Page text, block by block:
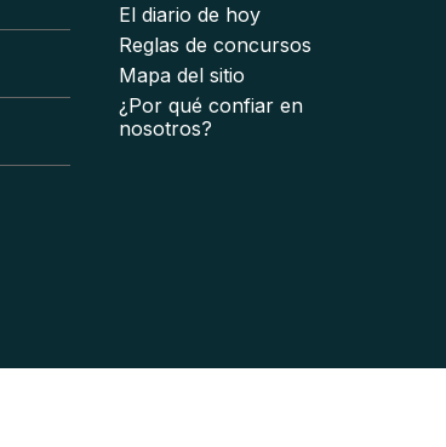
El diario de hoy
Reglas de concursos
Mapa del sitio
¿Por qué confiar en
nosotros?